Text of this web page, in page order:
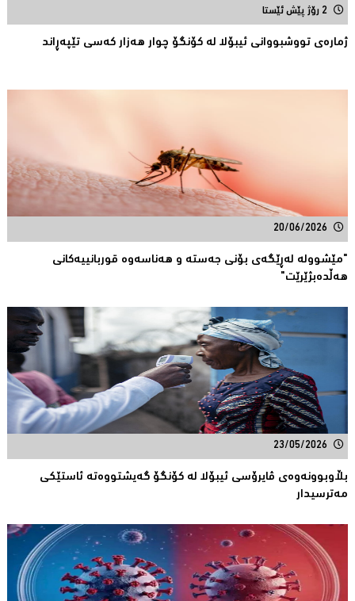
2 رۆژ پێش ئێستا
ژمارەی تووشبووانی ئیبۆلا لە كۆنگۆ چوار هەزار كەسى تێپەڕاند
20/06/2026
"مێشوولە لەڕێگەی بۆنی جەستە و هەناسەوە قوربانییەكانی
هەڵدەبژێرێت"
23/05/2026
بڵاوبوونەوەى ڤایرۆسی ئیبۆلا لە كۆنگۆ گەیشتووەتە ئاستێكی
مەترسیدار